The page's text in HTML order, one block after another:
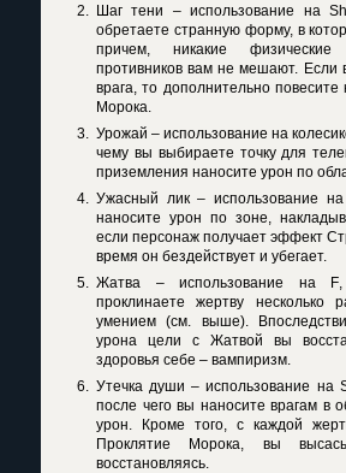
Шаг тени – использование на
обретаете странную форму, в
причем, никакие
противников вам не мешают. Если
врага, то дополнительно повесите
Морока.
Урожай – использование на
чему вы выбираете точку для
приземления наносите урон по
Ужасный лик – использование на
наносите урон по зоне,
если персонаж получает эффект
время он бездействует и убегает.
Жатва – использование на F
проклинаете жертву несколько
умением (см. выше).
урона цели с Жатвой вы
здоровья себе – вампиризм.
Утечка души – использование на
после чего вы наносите врагам в
урон. Кроме того, с каждой
Проклятие Морока, вы
восстановляясь.